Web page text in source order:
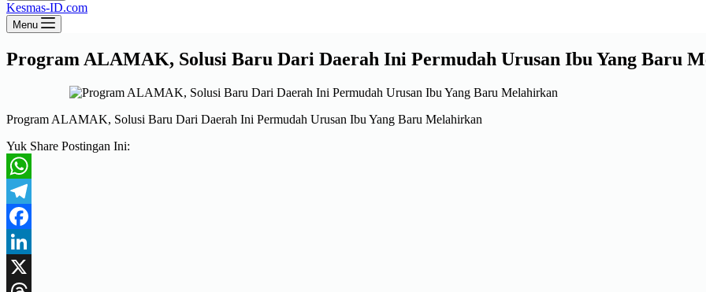
Kesmas-ID.com
Menu
Program ALAMAK, Solusi Baru Dari Daerah Ini Permudah Urusan Ibu Yang Baru
Program ALAMAK, Solusi Baru Dari Daerah Ini Permudah Urusan Ibu Yang Baru Melahirkan
Yuk Share Postingan Ini:
WhatsApp
Telegram
Facebook
LinkedIn